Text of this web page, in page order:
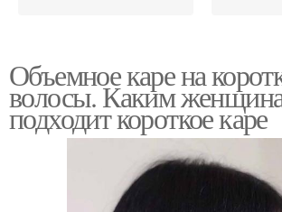
Боб-кар с челкой
Объемное каре на
волосы. Каким
подходит короткое каре